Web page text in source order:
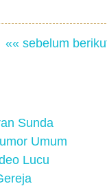
«« sebelum
Sunda
Umum
Lucu